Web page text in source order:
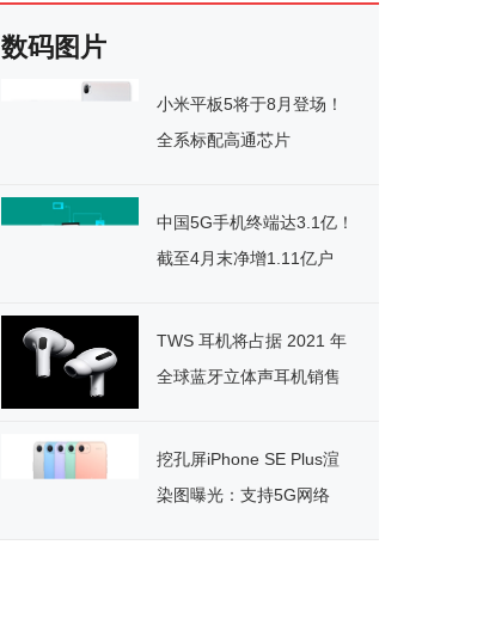
数码图片
小米平板5将于8月登场！
全系标配高通芯片
中国5G手机终端达3.1亿！
截至4月末净增1.11亿户
TWS 耳机将占据 2021 年
全球蓝牙立体声耳机销售
挖孔屏iPhone SE Plus渲
染图曝光：支持5G网络